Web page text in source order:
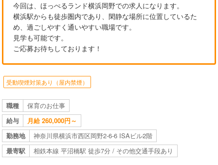
今回は、ほっぺるランド横浜岡野での求人になります。
横浜駅からも徒歩圏内であり、閑静な場所に位置しているた
め、過ごしやすく通いやすい職場です。
見学も可能です。
ご応募お待ちしております！
受動喫煙対策あり（屋内禁煙）
職種
保育のお仕事
給与
月給 260,000円～
勤務地
神奈川県横浜市西区岡野2-6-6 ISAビル2階
最寄駅
相鉄本線 平沼橋駅 徒歩7分 / その他交通手段あり